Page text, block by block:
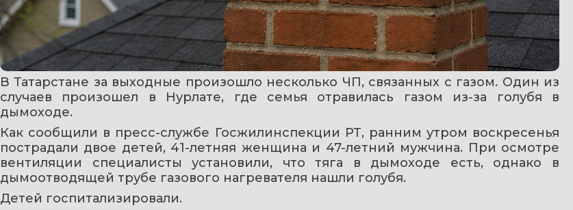
В Татарстане за выходные произошло несколько ЧП, связанных с газом. Один из
случаев произошел в Нурлате, где семья отравилась газом из-за голубя в
дымоходе.
Как сообщили в пресс-службе Госжилинспекции РТ, ранним утром воскресенья
пострадали двое детей, 41-летняя женщина и 47-летний мужчина. При осмотре
вентиляции специалисты установили, что тяга в дымоходе есть, однако в
дымоотводящей трубе газового нагревателя нашли голубя.
Детей госпитализировали.